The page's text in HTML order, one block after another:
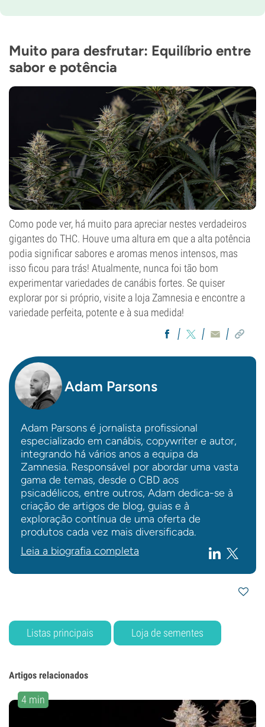
9-10 semanas
CBD
Baixo
Muito para desfrutar: Equilíbrio entre
sabor e potência
Como pode ver, há muito para apreciar nestes verdadeiros
gigantes do THC. Houve uma altura em que a alta potência
podia significar sabores e aromas menos intensos, mas
isso ficou para trás! Atualmente, nunca foi tão bom
experimentar variedades de canábis fortes. Se quiser
explorar por si próprio, visite a loja Zamnesia e encontre a
variedade perfeita, potente e à sua medida!
Adam Parsons
Adam Parsons é jornalista profissional
especializado em canábis, copywriter e autor,
integrando há vários anos a equipa da
Zamnesia. Responsável por abordar uma vasta
gama de temas, desde o CBD aos
psicadélicos, entre outros, Adam dedica-se à
criação de artigos de blog, guias e à
exploração contínua de uma oferta de
produtos cada vez mais diversificada.
Leia a biografia completa
Listas principais Loja de sementes
Artigos relacionados
4 min